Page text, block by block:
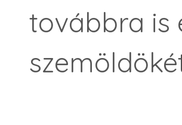
továbbra is